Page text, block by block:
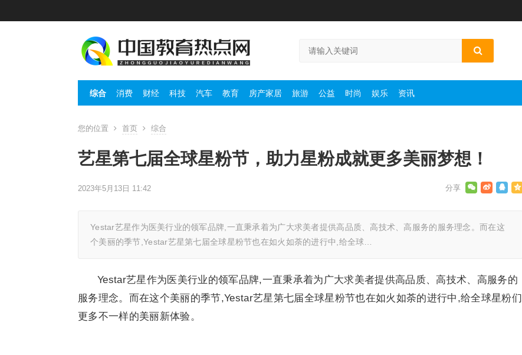
综合 消费 财经 科技 汽车 教育 房产家居 旅游 公益 时尚 娱乐 资讯
您的位置 首页 综合
艺星第七届全球星粉节，助力星粉成就更多美丽梦想！
2023年5月13日 11:42
Yestar艺星作为医美行业的领军品牌,一直秉承着为广大求美者提供高品质、高技术、高服务的服务理念。而在这
个美丽的季节,Yestar艺星第七届全球星粉节也在如火如荼的进行中,给全球…
Yestar艺星作为医美行业的领军品牌,一直秉承着为广大求美者提供高品质、高技术、高服务的
服务理念。而在这个美丽的季节,Yestar艺星第七届全球星粉节也在如火如荼的进行中,给全球星粉们
更多不一样的美丽新体验。